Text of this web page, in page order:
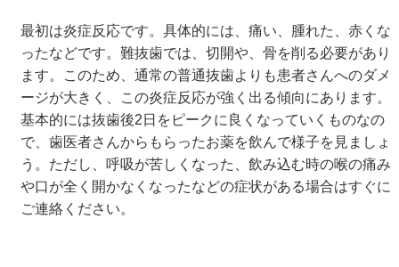
最初は炎症反応です。具体的には、痛い、腫れた、赤くな
ったなどです。難抜歯では、切開や、骨を削る必要があり
ます。このため、通常の普通抜歯よりも患者さんへのダメ
ージが大きく、この炎症反応が強く出る傾向にあります。
基本的には抜歯後2日をピークに良くなっていくものなの
で、歯医者さんからもらったお薬を飲んで様子を見ましょ
う。ただし、呼吸が苦しくなった、飲み込む時の喉の痛み
や口が全く開かなくなったなどの症状がある場合はすぐに
ご連絡ください。